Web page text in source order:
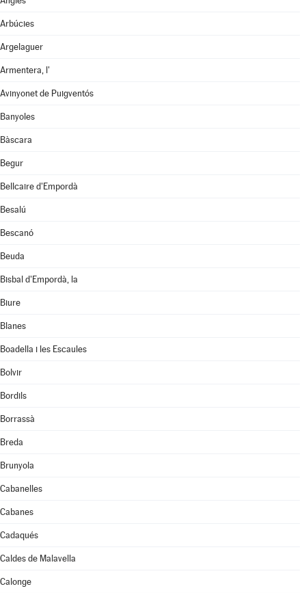
Arbúcies
Argelaguer
Armentera, l'
Avinyonet de Puigventós
Banyoles
Bàscara
Begur
Bellcaire d'Empordà
Besalú
Bescanó
Beuda
Bisbal d'Empordà, la
Biure
Blanes
Boadella i les Escaules
Bolvir
Bordils
Borrassà
Breda
Brunyola
Cabanelles
Cabanes
Cadaqués
Caldes de Malavella
Calonge